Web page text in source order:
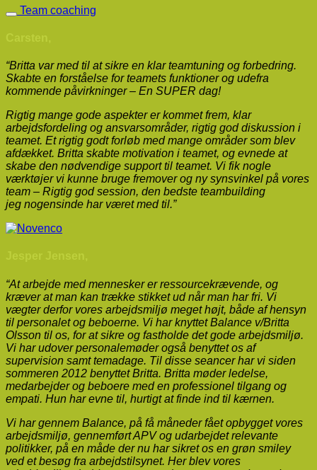
Team coaching
“Britta var med til at sikre en klar teamtuning og forbedring.
Skabte en forståelse for teamets funktioner og udefra
kommende påvirkninger – En SUPER dag!
Rigtig mange gode aspekter er kommet frem, klar
arbejdsfordeling og ansvarsområder, rigtig god diskussion i
teamet. Et rigtig godt forløb med mange områder som blev
afdækket. Britta skabte motivation i teamet, og evnede at
skabe den nødvendige support til teamet. Vi fik nogle
værktøjer vi kunne bruge fremover og ny synsvinkel på vores
team – Rigtig god session, den bedste teambuilding
jeg nogensinde har været med til.”
“At arbejde med mennesker er ressourcekrævende, og
kræver at man kan trække stikket ud når man har fri. Vi
vægter derfor vores arbejdsmiljø meget højt, både af hensyn
til personalet og beboerne. Vi har knyttet Balance v/Britta
Olsson til os, for at sikre og fastholde det gode arbejdsmiljø.
Vi har udover personalemøder også benyttet os af
supervision samt temadage. Til disse seancer har vi siden
sommeren 2012 benyttet Britta. Britta møder ledelse,
medarbejder og beboere med en professionel tilgang og
empati. Hun har evne til, hurtigt at finde ind til kærnen.
Vi har gennem Balance, på få måneder fået opbygget vores
arbejdsmiljø, gennemført APV og udarbejdet relevante
politikker, på en måde der nu har sikret os en grøn smiley
ved et besøg fra arbejdstilsynet. Her blev vores